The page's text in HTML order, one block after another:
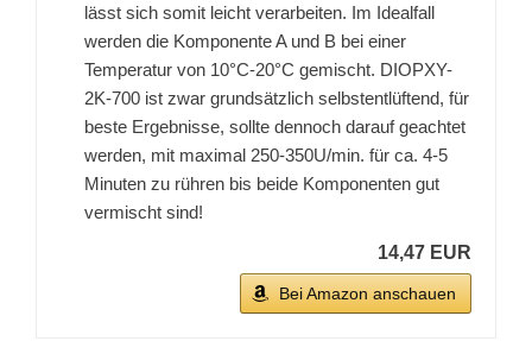
lässt sich somit leicht verarbeiten. Im Idealfall
werden die Komponente A und B bei einer
Temperatur von 10°C-20°C gemischt. DIOPXY-
2K-700 ist zwar grundsätzlich selbstentlüftend, für
beste Ergebnisse, sollte dennoch darauf geachtet
werden, mit maximal 250-350U/min. für ca. 4-5
Minuten zu rühren bis beide Komponenten gut
vermischt sind!
14,47 EUR
Bei Amazon anschauen